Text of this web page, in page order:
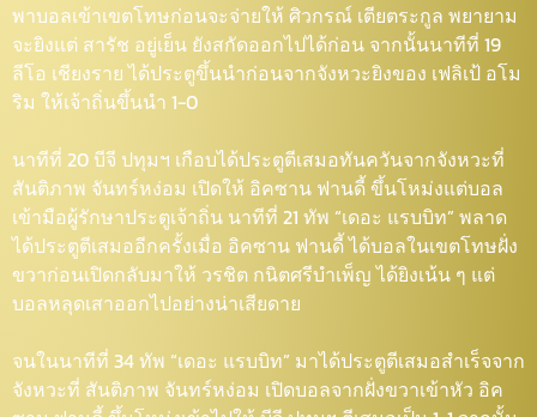
พาบอลเข้าเขตโทษก่อนจะจ่ายให้ ศิวกรณ์ เตียตระกูล พยายาม
จะยิงแต่ สารัช อยู่เย็น ยังสกัดออกไปได้ก่อน จากนั้นนาทีที่ 19
ลีโอ เชียงราย ได้ประตูขึ้นนำก่อนจากจังหวะยิงของ เฟลิเป้ อโม
ริม ให้เจ้าถิ่นขึ้นนำ 1-0
นาทีที่ 20 บีจี ปทุมฯ เกือบได้ประตูตีเสมอทันควันจากจังหวะที่
สันติภาพ จันทร์หง่อม เปิดให้ อิคซาน ฟานดี้ ขึ้นโหม่งแต่บอล
เข้ามือผู้รักษาประตูเจ้าถิ่น นาทีที่ 21 ทัพ “เดอะ แรบบิท” พลาด
ได้ประตูตีเสมออีกครั้งเมื่อ อิคซาน ฟานดี้ ได้บอลในเขตโทษฝั่ง
ขวาก่อนเปิดกลับมาให้ วรชิต กนิตศรีบำเพ็ญ ได้ยิงเน้น ๆ แต่
บอลหลุดเสาออกไปอย่างน่าเสียดาย
จนในนาทีที่ 34 ทัพ “เดอะ แรบบิท” มาได้ประตูตีเสมอสำเร็จจาก
จังหวะที่ สันติภาพ จันทร์หง่อม เปิดบอลจากฝั่งขวาเข้าหัว อิค